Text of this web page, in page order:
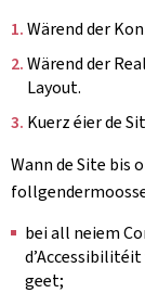
Wärend der
Wärend der
Layout.
Kuerz éier de
Wann de Site bis
bei all neiem
geet;